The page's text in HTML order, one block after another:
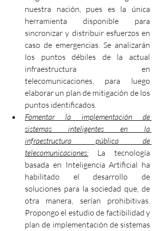
nuestra nación, pues es la única
herramienta disponible para
sincronizar y distribuir esfuerzos en
caso de emergencias. Se analizarán
los puntos débiles de la actual
infraestructura en
telecomunicaciones, para luego
elaborar un plan de mitigación de los
puntos identificados.
Fomentar la implementación de
sistemas inteligentes en la
infraestructura pública de
telecomunicaciones: La tecnología
basada en Inteligencia Artificial ha
habilitado el desarrollo de
soluciones para la sociedad que, de
otra manera, serían prohibitivas.
Propongo el estudio de factibilidad y
plan de implementación de sistemas